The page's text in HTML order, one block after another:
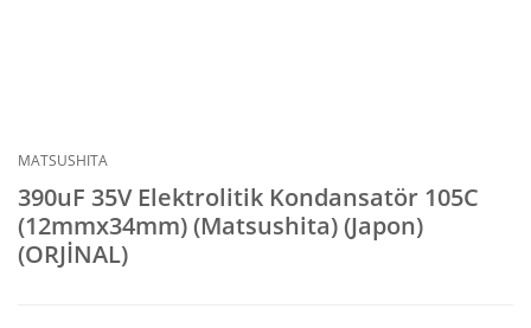
MATSUSHITA
390uF 35V Elektrolitik Kondansatör 105C
(12mmx34mm) (Matsushita) (Japon)
(ORJİNAL)